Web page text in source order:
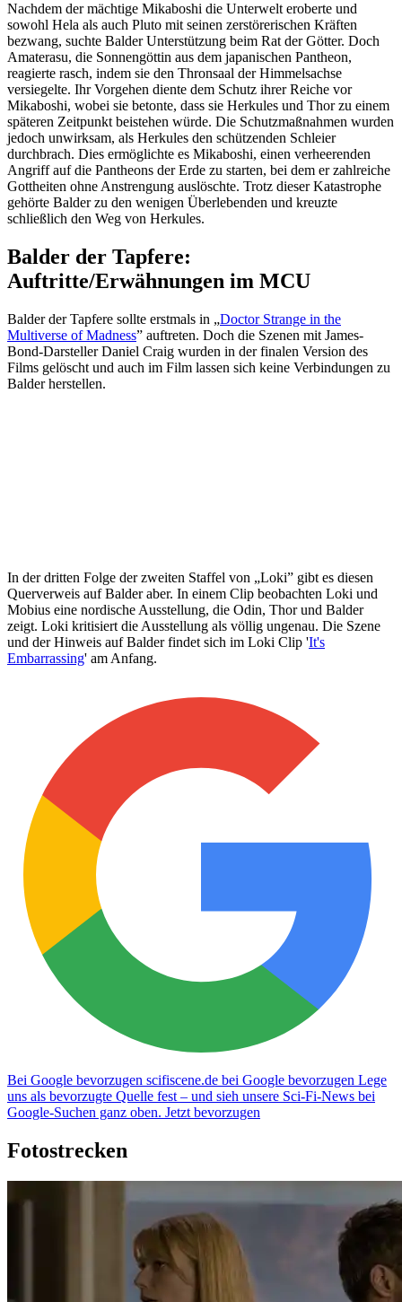
Nachdem der mächtige Mikaboshi die Unterwelt eroberte und
sowohl Hela als auch Pluto mit seinen zerstörerischen Kräften
bezwang, suchte Balder Unterstützung beim Rat der Götter. Doch
Amaterasu, die Sonnengöttin aus dem japanischen Pantheon,
reagierte rasch, indem sie den Thronsaal der Himmelsachse
versiegelte. Ihr Vorgehen diente dem Schutz ihrer Reiche vor
Mikaboshi, wobei sie betonte, dass sie Herkules und Thor zu einem
späteren Zeitpunkt beistehen würde. Die Schutzmaßnahmen wurden
jedoch unwirksam, als Herkules den schützenden Schleier
durchbrach. Dies ermöglichte es Mikaboshi, einen verheerenden
Angriff auf die Pantheons der Erde zu starten, bei dem er zahlreiche
Gottheiten ohne Anstrengung auslöschte. Trotz dieser Katastrophe
gehörte Balder zu den wenigen Überlebenden und kreuzte
schließlich den Weg von Herkules.
Balder der Tapfere:
Auftritte/Erwähnungen im MCU
Balder der Tapfere sollte erstmals in „Doctor Strange in the
Multiverse of Madness” auftreten. Doch die Szenen mit James-
Bond-Darsteller Daniel Craig wurden in der finalen Version des
Films gelöscht und auch im Film lassen sich keine Verbindungen zu
Balder herstellen.
In der dritten Folge der zweiten Staffel von „Loki” gibt es diesen
Querverweis auf Balder aber. In einem Clip beobachten Loki und
Mobius eine nordische Ausstellung, die Odin, Thor und Balder
zeigt. Loki kritisiert die Ausstellung als völlig ungenau. Die Szene
und der Hinweis auf Balder findet sich im Loki Clip 'It's
Embarrassing' am Anfang.
Bei Google bevorzugen scifiscene.de bei Google bevorzugen Lege
uns als bevorzugte Quelle fest – und sieh unsere Sci-Fi-News bei
Google-Suchen ganz oben. Jetzt bevorzugen
Fotostrecken